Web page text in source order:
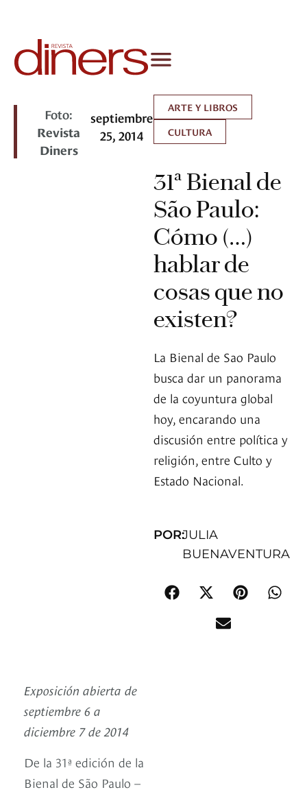
Foto:
Revista
Diners
septiembre
25, 2014
ARTE Y LIBROS
CULTURA
31ª Bienal de
São Paulo:
Cómo (…)
hablar de
cosas que no
existen?
La Bienal de Sao Paulo
busca dar un panorama
de la coyuntura global
hoy, encarando una
discusión entre política y
religión, entre Culto y
Estado Nacional.
POR:JULIA
BUENAVENTURA
Exposición abierta de
septiembre 6 a
diciembre 7 de 2014
De la 31ª edición de la
Bienal de São Paulo –